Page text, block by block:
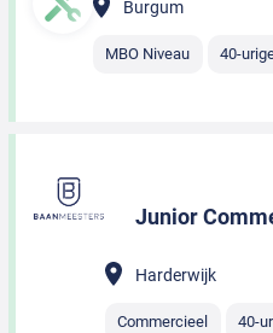
Burgum
MBO Niveau 40-
Junior
Harderwijk
Commercieel 40-